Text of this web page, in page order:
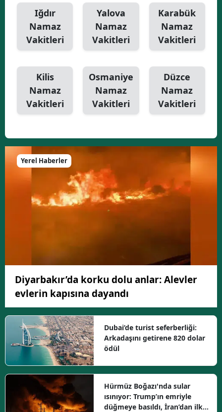
Iğdır
Namaz
Vakitleri
Yalova
Namaz
Vakitleri
Karabük
Namaz
Vakitleri
Kilis
Namaz
Vakitleri
Osmaniye
Namaz
Vakitleri
Düzce
Namaz
Vakitleri
Yerel Haberler
Diyarbakır’da korku dolu anlar: Alevler
evlerin kapısına dayandı
Dubai’de turist seferberliği:
Arkadaşını getirene 820 dolar
ödül
Hürmüz Boğazı'nda sular
ısınıyor: Trump’ın emriyle
düğmeye basıldı, İran’dan ilk